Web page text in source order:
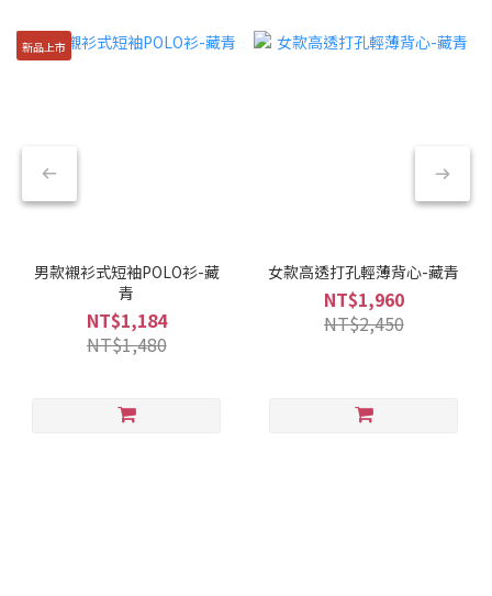
新品上市
男款襯衫式短袖POLO衫-藏
青
NT$1,184
NT$1,480
女款高透打孔輕薄背心-藏青
NT$1,960
NT$2,450